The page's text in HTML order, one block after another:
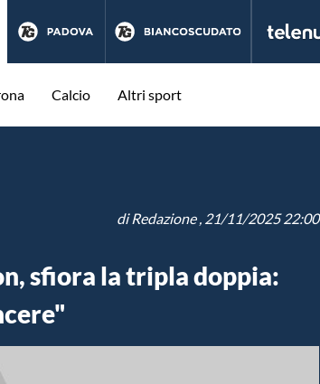
Calcio Altri sport
diRedazione, 21/11/2025 22:00
sfiora la tripla doppia: